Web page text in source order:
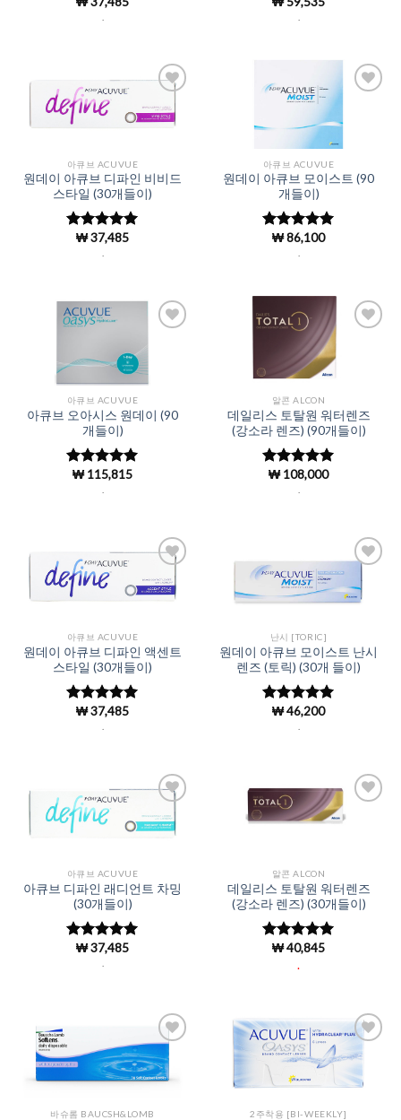
5 중에서
로 평
5 중에서
로 평
Add to
Wishlist
아큐브 ACUVUE
원데이 아큐브 디파인 비비드
스타일 (30개들이)
5 중에서
로 평
₩37,485
아큐브 ACUVUE
원데이 아큐브 모이스트 (90
개들이)
5 중에서
로 평
₩86,100
아큐브 ACUVUE
아큐브 오아시스 원데이 (90
개들이)
5 중에서
로 평
₩115,815
알콘 ALCON
데일리스 토탈원 워터렌즈
(강소라 렌즈) (90개들이)
5 중에서
로 평
₩108,000
Add to
Wishlist
아큐브 ACUVUE
원데이 아큐브 디파인 액센트
스타일 (30개들이)
5 중에서
로 평
₩37,485
Add to
Wishlist
난시 [TORIC]
원데이 아큐브 모이스트 난시
렌즈 (토릭) (30개 들이)
5 중에서
로 평
₩46,200
Add to
Wishlist
아큐브 ACUVUE
아큐브 디파인 래디언트 차밍
(30개들이)
5 중에서
로 평
₩37,485
Add to
Wishlist
알콘 ALCON
데일리스 토탈원 워터렌즈
(강소라 렌즈) (30개들이)
5 중에서
₩40,845
.
Add to
Wishlist
바슈롬 BAUCSH&LOMB
Add to
Wishlist
2주착용 [BI-WEEKLY]